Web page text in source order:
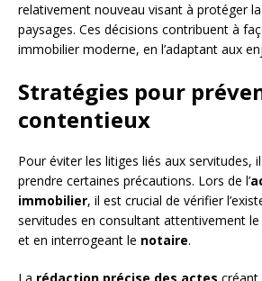
relativement nouveau visant à protéger
paysages. Ces décisions contribuent à
immobilier moderne, en l’adaptant aux
Stratégies pour
contentieux
Pour éviter les litiges liés aux servitudes,
prendre certaines précautions. Lors de l’
immobilier, il est crucial de vérifier
servitudes en consultant attentivement le
et en interrogeant le notaire.